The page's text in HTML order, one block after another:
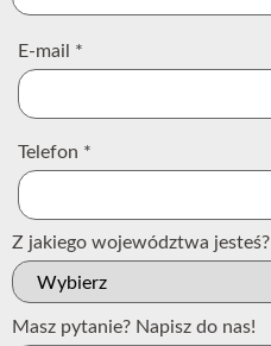
E-mail *
Telefon *
Z jakiego województwa jesteś?
Masz pytanie? Napisz do nas!